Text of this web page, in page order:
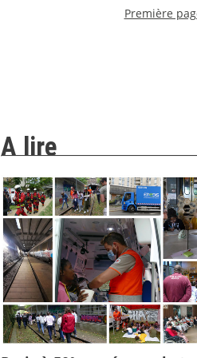
Première
A lire